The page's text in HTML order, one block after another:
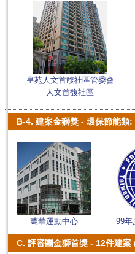
皇苑人文首馥社區管委會
人文首馥社區
B-4. 建案金獅獎 - 環保節能類
萬華運動中心 99年
C. 評審團金獅首獎 - 12件建